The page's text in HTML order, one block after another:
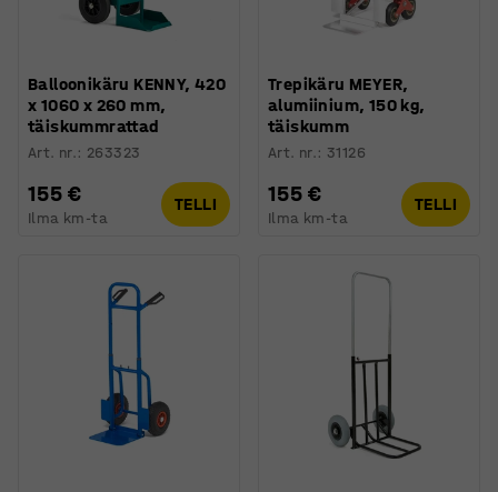
Balloonikäru KENNY, 420
x 1060 x 260 mm,
täiskummrattad
Art. nr.: 263323
155 €
Ilma km-ta
TELLI
Trepikäru MEYER,
alumiinium, 150 kg,
täiskumm
Art. nr.: 31126
155 €
Ilma km-ta
TELLI